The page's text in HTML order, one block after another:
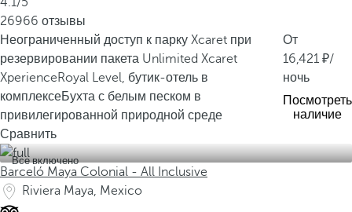
26966 отзывы
Неограниченный доступ к парку Xcaret при
резервировании пакета Unlimited Xcaret
XperienceRoyal Level, бутик-отель в
комплексеБухта с белым песком в
привилегированной природной среде
От
16,421
/
ночь
Посмотреть
наличие
Сравнить
Все включено
Barceló Maya Colonial - All Inclusive
Riviera Maya, Mexico
а
а
д
и
т